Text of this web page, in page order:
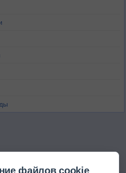
файлов cookie